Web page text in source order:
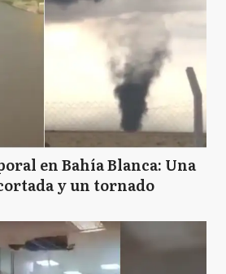
en Bahía Blanca: Una
y un tornado